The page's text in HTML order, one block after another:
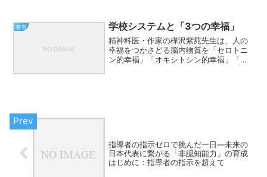
えば── • 登校時：朝日を浴びて歩くこと
で、セロトニンが活...
教育 学校システムと「3つの幸福」
精神科医・作家の樺沢紫苑先生は、人の
幸福をつかさどる脳内物質を「セロトニ
ン的幸福」「オキシトシン的幸福」「ド
指導者の指示ゼロで挑んだ一日—未来の
日本代表に繋がる「非認知能力」の育成
はじめに：指導者の指示を超えて